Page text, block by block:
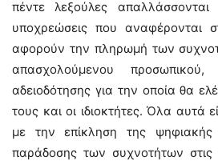
πέντε λεξούλες
υποχρεώσεις που αναφέρονται
αφορούν την πληρωμή των
απασχολούμενου
αδειοδότησης για την οποία θα
τους και οι ιδιοκτήτες. Όλα αυτά
με την επίκληση της
παράδοσης των συχνοτήτων στις